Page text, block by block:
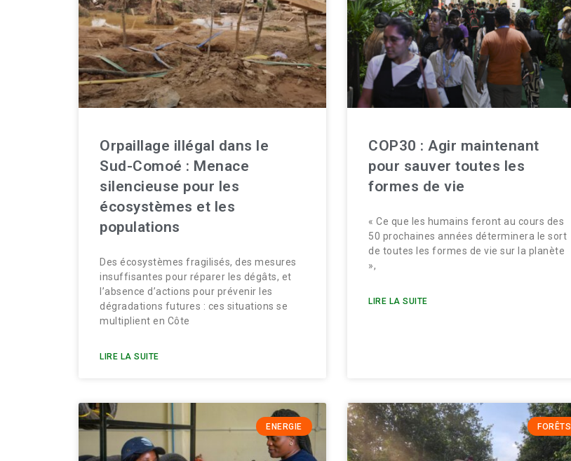
Orpaillage illégal dans le
Sud-Comoé : Menace
silencieuse pour les
écosystèmes et les
populations
Des écosystèmes fragilisés, des mesures
insuffisantes pour réparer les dégâts, et
l’absence d’actions pour prévenir les
dégradations futures : ces situations se
multiplient en Côte
LIRE LA SUITE
COP30 : Agir maintenant
pour sauver toutes les
formes de vie
« Ce que les humains feront au cours des
50 prochaines années déterminera le sort
de toutes les formes de vie sur la planète
»,
LIRE LA SUITE
ENERGIE FORÊTS